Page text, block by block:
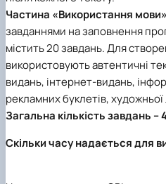
Частина «Використання мови»
завданнями на заповнення
містить 20 завдань. Для
використовують автентичні
видань, інтернет-видань,
рекламних буклетів, художньої
Загальна кількість завдань –
Скільки часу надається для